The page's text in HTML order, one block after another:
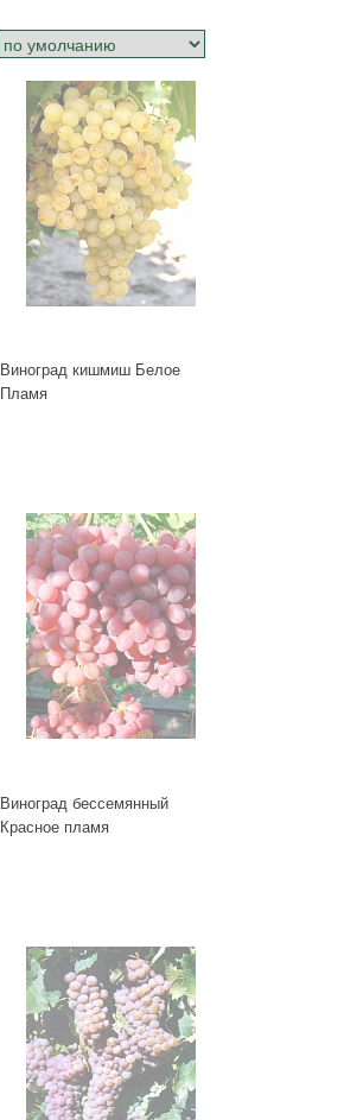
Виноград кишмиш Белое
Пламя
Виноград бессемянный
Красное пламя